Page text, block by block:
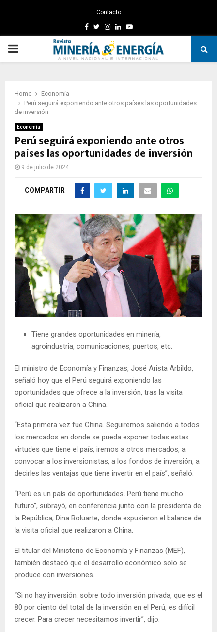
Contacto
Facebook
TwitterInstagram
LinkedinYoutube
PRIMARY
Home
Economía
Perú seguirá exponiendo ante otros países las oportunidades
de inversión
Economía
Perú seguirá exponiendo ante otros
países las oportunidades de inversión
9 de julio de 2024
COMPARTIR
Tiene grandes oportunidades en minería,
agroindustria, comunicaciones, puertos, etc.
El ministro de Economía y Finanzas, José Arista Arbildo,
señaló hoy que el Perú seguirá exponiendo las
oportunidades que ofrece a la inversión, tras la visita
oficial que realizaron a China.
“Esta primera vez fue China. Seguiremos saliendo a todos
los mercados en donde se pueda exponer todas estas
virtudes que tiene el país, iremos a otros mercados, a
convocar a los inversionistas, a los fondos de inversión, a
decirles las ventajas que tiene invertir en el país”, señaló.
“Perú es un país de oportunidades, Perú tiene mucho
futuro”, subrayó, en conferencia junto con la presidenta de
la República, Dina Boluarte, donde expusieron el balance de
la visita oficial que realizaron a China.
El titular del Ministerio de Economía y Finanzas (MEF),
también destacó que el desarrollo económico solo se
produce con inversiones.
“Si no hay inversión, sobre todo inversión privada, que es el
80 por ciento del total de la inversión en el Perú, es difícil
crecer. Para crecer necesitamos invertir”, dijo.